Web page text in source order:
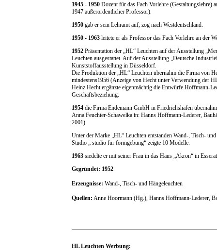
1945 - 1950 Dozent für das Fach Vorlehre (Gestaltungslehre)
1947 außerordentlicher Professor).
1950 gab er sein Lehramt auf, zog nach Westdeutschland.
1950 - 1963 leitete er als Professor das Fach Vorlehre an der
1952 Präsentation der „HL“ Leuchten auf der Ausstellung
Leuchten ausgestattet. Auf der Ausstellung „Deutsche
Kunststoffausstellung in Düsseldorf.
Die Produktion der „HL“ Leuchten übernahm die Firma von
mindestens1956 (Anzeige von Hecht unter Verwendung der
Heinz Hecht ergänzte eigenmächtig die Entwürfe Hoffmann-
Geschäftsbeziehung.
1954 die Firma Endemann GmbH in Friedrichshafen
Anna Feuchter-Schawelka in: Hanns Hoffmann-Lederer,
2001)
Unter der Marke „HL“ Leuchten entstanden Wand-, Tisch-
Studio „ studio für formgebung“ zeigte 10 Modelle.
1963 siedelte er mit seiner Frau in das Haus „Akron“ in
Gegründet: 1952
Erzeugnisse: Wand-, Tisch- und Hängeleuchten
Quellen: Anne Hoormann (Hg.), Hanns Hoffmann-Lederer,
HL Leuchten Werbung: